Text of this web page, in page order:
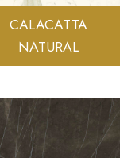
CALACATTA
NATURAL